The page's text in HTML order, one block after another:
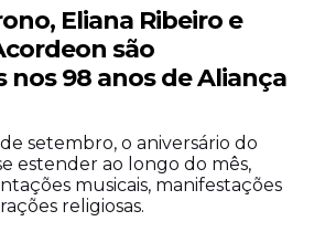
Eliana Ribeiro e
são
98 anos de Aliança
setembro, o aniversário do
estender ao longo do mês,
musicais, manifestações
religiosas.